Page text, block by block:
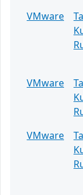
VMware
VMware
VMware